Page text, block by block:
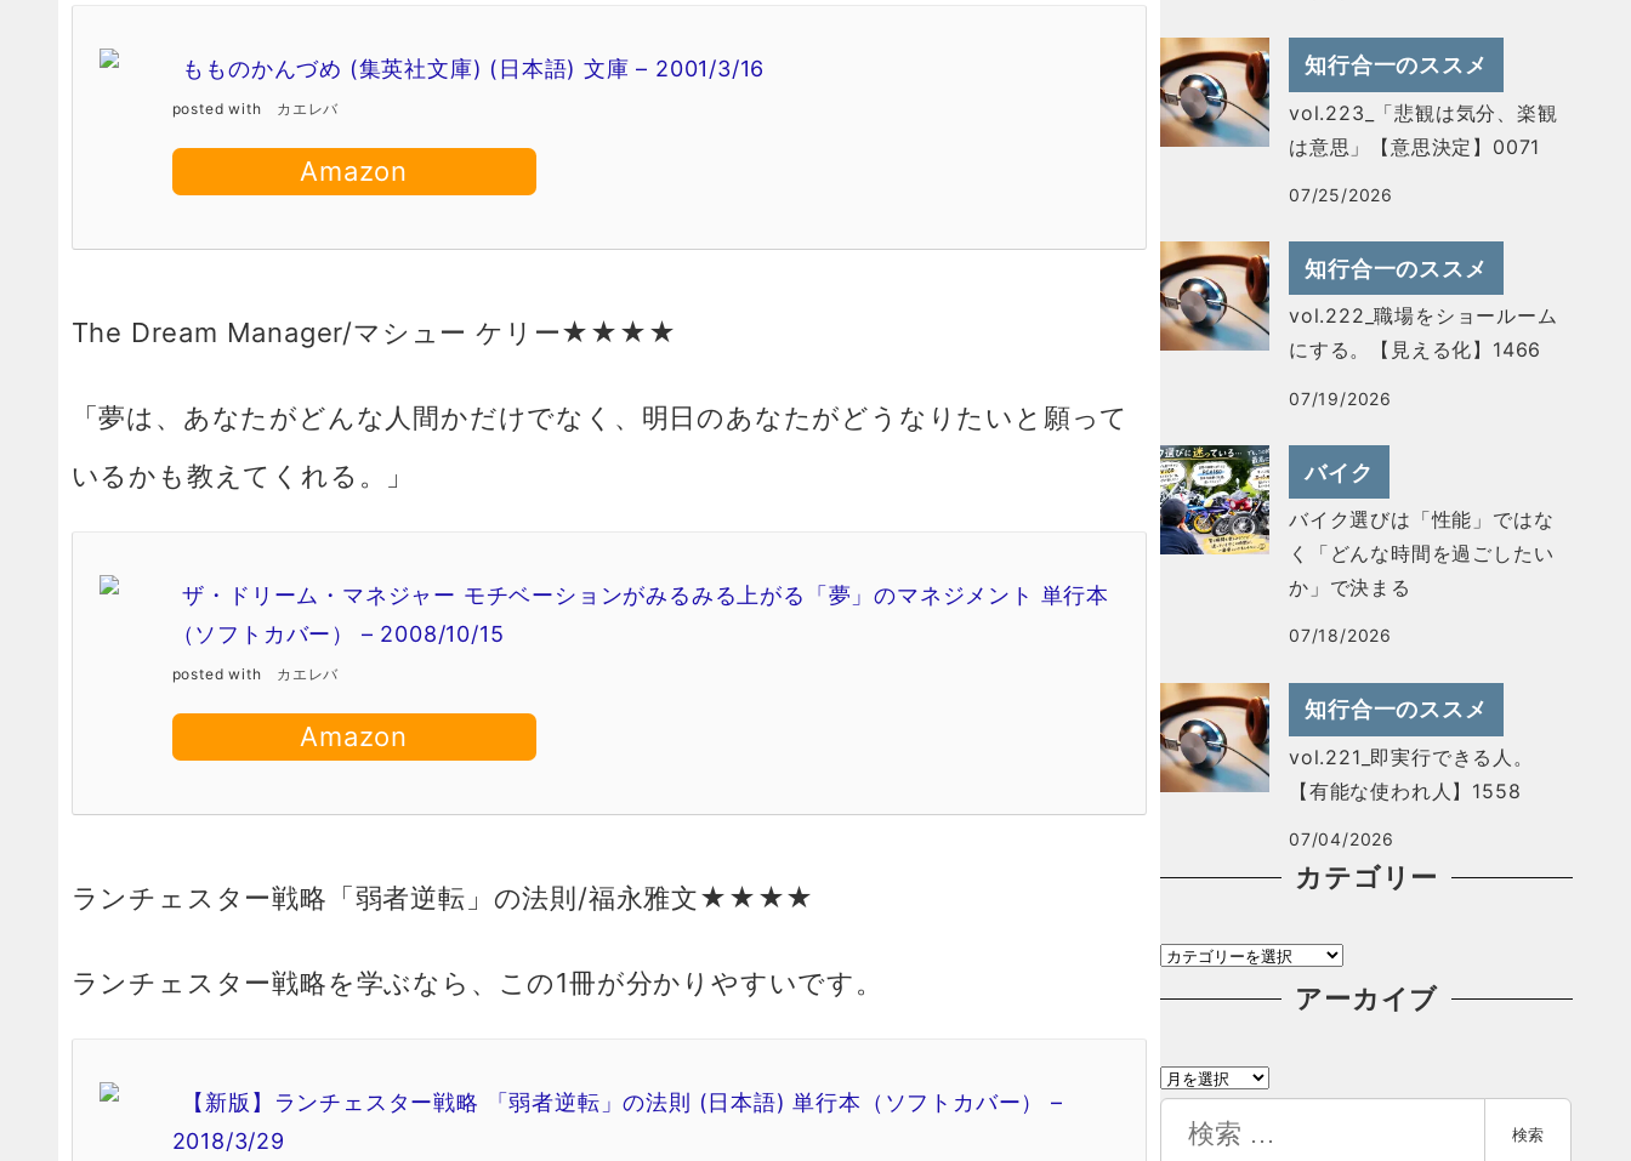
もものかんづめ (集英社文庫) (日本語) 文庫 – 2001/3/16
posted with カエレバ
Amazon
The Dream Manager/マシュー ケリー★★★★
「夢は、あなたがどんな人間かだけでなく、明日のあなたがどうなりたいと願って
いるかも教えてくれる。」
ザ・ドリーム・マネジャー モチベーションがみるみる上がる「夢」のマネジメント 単行本
（ソフトカバー） – 2008/10/15
posted with カエレバ
Amazon
ランチェスター戦略「弱者逆転」の法則/福永雅文★★★★
ランチェスター戦略を学ぶなら、この1冊が分かりやすいです。
【新版】ランチェスター戦略 「弱者逆転」の法則 (日本語) 単行本（ソフトカバー） –
2018/3/29
知行合一のススメ
vol.223_「悲観は気分、楽観
は意思」【意思決定】0071
07/25/2026
知行合一のススメ
vol.222_職場をショールーム
にする。【見える化】1466
07/19/2026
バイク
バイク選びは「性能」ではな
く「どんな時間を過ごしたい
か」で決まる
07/18/2026
知行合一のススメ
vol.221_即実行できる人。
【有能な使われ人】1558
07/04/2026
カテゴリー
カ
テ
リ
アーカイブ
ア
検索